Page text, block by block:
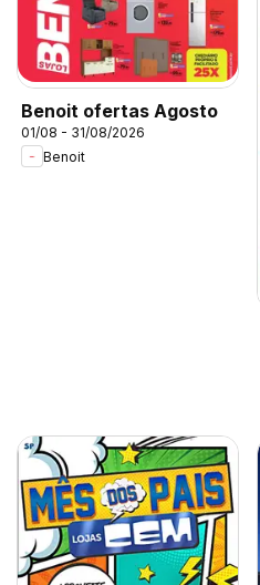
Benoit ofertas Agosto
01/08 - 31/08/2026
Benoit